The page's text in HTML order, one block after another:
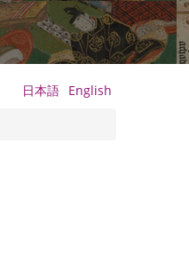
日本語 English